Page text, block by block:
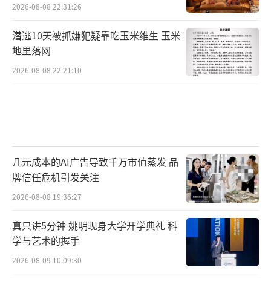
2026-08-08 22:31:26
潜逃10天被抓嫌犯疑靠吃玉米维生 玉米
地里落网
2026-08-08 22:21:10
几元成本的AI广告导致千万市值蒸发 品
牌信任危机引发关注
2026-08-08 19:36:27
真只讲5分钟 姚明现身大学开学典礼 科
学与艺术的握手
2026-08-09 10:09:30